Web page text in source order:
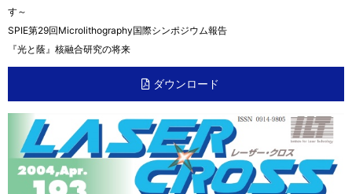
す～
SPIE第29回Microlithography国際シンポジウム報告
『光と蔭』核融合研究の将来
ダウンロード